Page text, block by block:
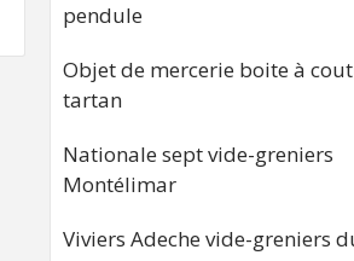
pendule
Objet de mercerie boite à
tartan
Nationale sept vide-greniers
Montélimar
Viviers Adeche vide-greniers